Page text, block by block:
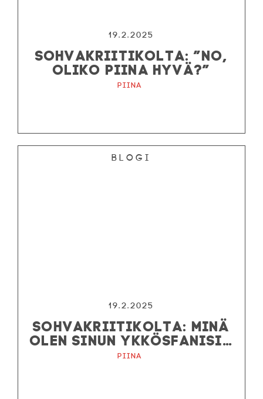
19.2.2025
SOHVAKRIITIKOLTA: ”NO,
OLIKO PIINA HYVÄ?”
Piina
Blogi
19.2.2025
SOHVAKRIITIKOLTA: MINÄ
OLEN SINUN YKKÖSFANISI…
Piina